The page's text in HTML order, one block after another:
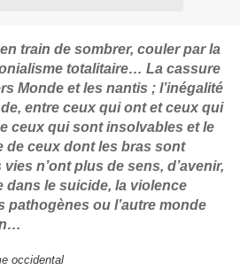
train de sombrer, couler par la
totalitaire… La cassure
Monde et les nantis ; l’inégalité
entre ceux qui ont et ceux qui
ceux qui sont insolvables et le
de ceux dont les bras sont
n’ont plus de sens, d’avenir,
dans le suicide, la violence
pathogènes ou l’autre monde
occidental